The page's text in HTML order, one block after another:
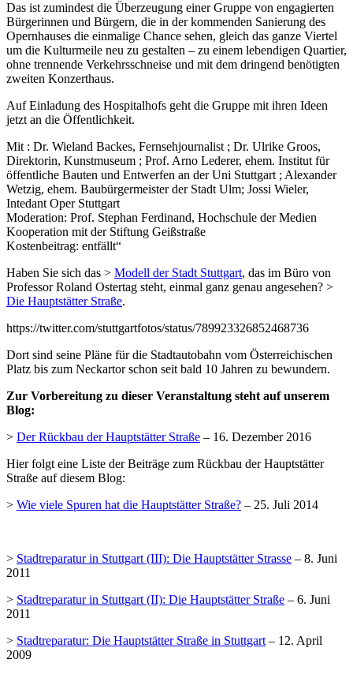
Das ist zumindest die Überzeugung einer Gruppe von engagierten
Bürgerinnen und Bürgern, die in der kommenden Sanierung des
Opernhauses die einmalige Chance sehen, gleich das ganze Viertel
um die Kulturmeile neu zu gestalten – zu einem lebendigen Quartier,
ohne trennende Verkehrsschneise und mit dem dringend benötigten
zweiten Konzerthaus.
Auf Einladung des Hospitalhofs geht die Gruppe mit ihren Ideen
jetzt an die Öffentlichkeit.
Mit : Dr. Wieland Backes, Fernsehjournalist ; Dr. Ulrike Groos,
Direktorin, Kunstmuseum ; Prof. Arno Lederer, ehem. Institut für
öffentliche Bauten und Entwerfen an der Uni Stuttgart ; Alexander
Wetzig, ehem. Baubürgermeister der Stadt Ulm; Jossi Wieler,
Intedant Oper Stuttgart
Moderation: Prof. Stephan Ferdinand, Hochschule der Medien
Kooperation mit der Stiftung Geißstraße
Kostenbeitrag: entfällt“
Haben Sie sich das > Modell der Stadt Stuttgart, das im Büro von
Professor Roland Ostertag steht, einmal ganz genau angesehen? >
Die Hauptstätter Straße.
https://twitter.com/stuttgartfotos/status/789923326852468736
Dort sind seine Pläne für die Stadtautobahn vom Österreichischen
Platz bis zum Neckartor schon seit bald 10 Jahren zu bewundern.
Zur Vorbereitung zu dieser Veranstaltung steht auf unserem
Blog:
> Der Rückbau der Hauptstätter Straße – 16. Dezember 2016
Hier folgt eine Liste der Beiträge zum Rückbau der Hauptstätter
Straße auf diesem Blog:
> Wie viele Spuren hat die Hauptstätter Straße? – 25. Juli 2014
> Stadtreparatur in Stuttgart (III): Die Hauptstätter Strasse – 8. Juni
2011
> Stadtreparatur in Stuttgart (II): Die Hauptstätter Straße – 6. Juni
2011
> Stadtreparatur: Die Hauptstätter Straße in Stuttgart– 12. April
2009